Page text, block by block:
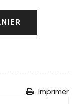
Imprimer